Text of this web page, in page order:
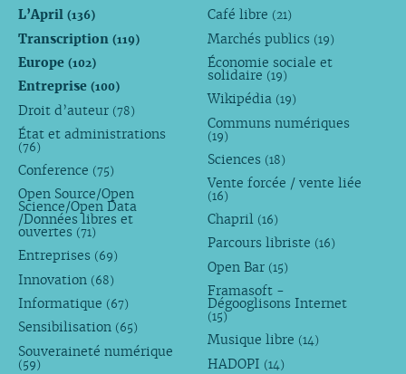
L’April (136)
Transcription (119)
Europe (102)
Entreprise (100)
Droit d’auteur (78)
État et administrations
(76)
Conference (75)
Open Source/Open
Science/Open Data
/Données libres et
ouvertes (71)
Entreprises (69)
Innovation (68)
Informatique (67)
Sensibilisation (65)
Souveraineté numérique
(59)
Café libre (21)
Marchés publics (19)
Économie sociale et
solidaire (19)
Wikipédia (19)
Communs numériques
(19)
Sciences (18)
Vente forcée / vente liée
(16)
Chapril (16)
Parcours libriste (16)
Open Bar (15)
Framasoft -
Dégooglisons Internet
(15)
Musique libre (14)
HADOPI (14)